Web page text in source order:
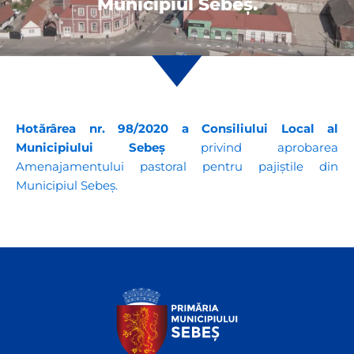
Municipiul Sebeș.
Hotărârea nr. 98/2020 a Consiliului Local al
Municipiului Sebeş privind aprobarea
Amenajamentului pastoral pentru pajiștile din
Municipiul Sebeș.